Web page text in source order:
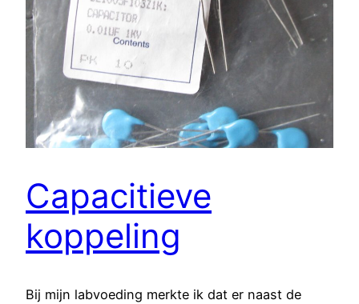
Capacitieve
koppeling
Bij mijn labvoeding merkte ik dat er naast de